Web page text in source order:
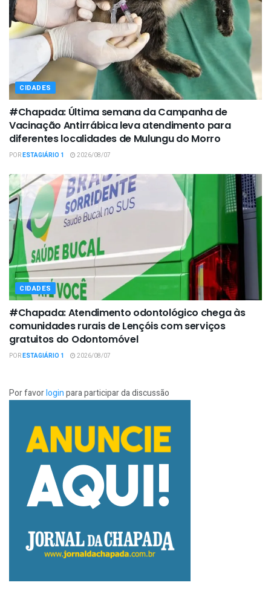
CIDADES
#Chapada: Última semana da Campanha de
Vacinação Antirrábica leva atendimento para
diferentes localidades de Mulungu do Morro
PORESTAGIÁRIO 1 2026/08/07
CIDADES
#Chapada: Atendimento odontológico chega às
comunidades rurais de Lençóis com serviços
gratuitos do Odontomóvel
PORESTAGIÁRIO 1 2026/08/07
Por favorloginpara participar da discussão